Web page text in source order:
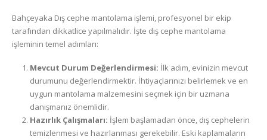
Bahçeyaka Dış cephe mantolama işlemi, profesyonel bir ekip
tarafından dikkatlice yapılmalıdır. İşte dış cephe mantolama
işleminin temel adımları:
Mevcut Durum Değerlendirmesi: İlk adım, evinizin mevcut
durumunu değerlendirmektir. İhtiyaçlarınızı belirlemek ve en
uygun mantolama malzemesini seçmek için bir uzmana
danışmanız önemlidir.
Hazırlık Çalışmaları: İşlem başlamadan önce, dış cephelerin
temizlenmesi ve hazırlanması gerekebilir. Eski kaplamaların